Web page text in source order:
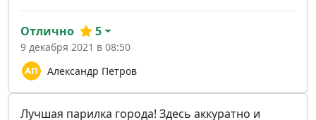
Александр Петров
Отлично 5
9 декабря 2021 в 08:50
Лучшая парилка города! Здесь аккуратно и